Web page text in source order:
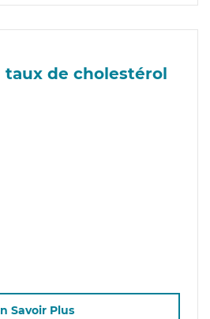
taux de cholestérol
Savoir Plus